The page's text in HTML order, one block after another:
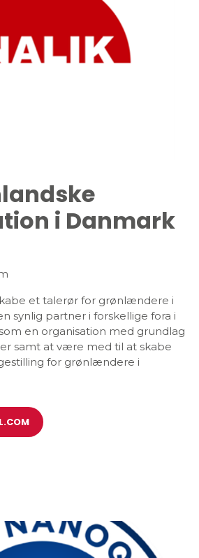
i Danmark
et talerør for grønlændere i
synlig partner i forskellige fora i
en organisation med grundlag
samt at være med til at skabe
for grønlændere i